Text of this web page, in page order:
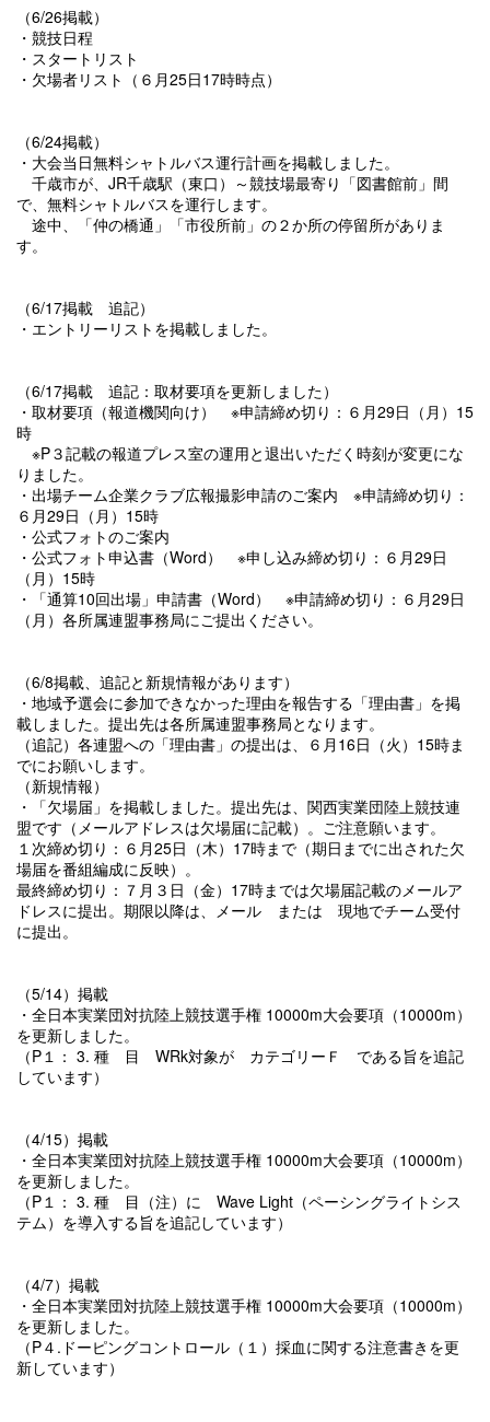
（6/26掲載）
・競技日程
・スタートリスト
・欠場者リスト（６月25日17時時点）
（6/24掲載）
・大会当日無料シャトルバス運行計画を掲載しました。
千歳市が、JR千歳駅（東口）～競技場最寄り「図書館前」間
で、無料シャトルバスを運行します。
途中、「仲の橋通」「市役所前」の２か所の停留所がありま
す。
（6/17掲載 追記）
・エントリーリストを掲載しました。
（6/17掲載 追記：取材要項を更新しました）
・取材要項（報道機関向け） ※申請締め切り：６月29日（月）15
時
※P３記載の報道プレス室の運用と退出いただく時刻が変更にな
りました。
・出場チーム企業クラブ広報撮影申請のご案内 ※申請締め切り：
６月29日（月）15時
・公式フォトのご案内
・公式フォト申込書（Word） ※申し込み締め切り：６月29日
（月）15時
・「通算10回出場」申請書（Word） ※申請締め切り：６月29日
（月）各所属連盟事務局にご提出ください。
（6/8掲載、追記と新規情報があります）
・地域予選会に参加できなかった理由を報告する「理由書」を掲
載しました。提出先は各所属連盟事務局となります。
（追記）各連盟への「理由書」の提出は、６月16日（火）15時ま
でにお願いします。
（新規情報）
・「欠場届」を掲載しました。提出先は、関西実業団陸上競技連
盟です（メールアドレスは欠場届に記載）。ご注意願います。
１次締め切り：６月25日（木）17時まで（期日までに出された欠
場届を番組編成に反映）。
最終締め切り：７月３日（金）17時までは欠場届記載のメールア
ドレスに提出。期限以降は、メール または 現地でチーム受付
に提出。
（5/14）掲載
・全日本実業団対抗陸上競技選手権 10000m大会要項（10000m）
を更新しました。
（P１： 3. 種 目 WRk対象が カテゴリーＦ である旨を追記
しています）
（4/15）掲載
・全日本実業団対抗陸上競技選手権 10000m大会要項（10000m）
を更新しました。
（P１： 3. 種 目（注）に Wave Light（ペーシングライトシス
テム）を導入する旨を追記しています）
（4/7）掲載
・全日本実業団対抗陸上競技選手権 10000m大会要項（10000m）
を更新しました。
（P４.ドーピングコントロール（１）採血に関する注意書きを更
新しています）